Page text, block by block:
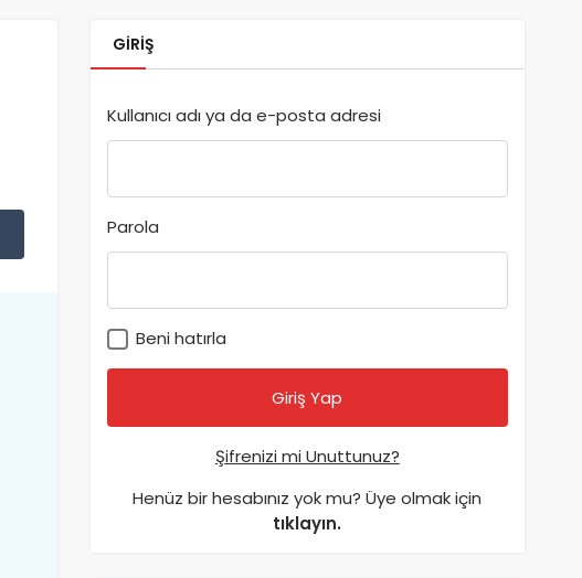
GIRIŞ
Kullanıcı adı ya da e-posta adresi
Parola
Beni hatırla
Şifrenizi mi Unuttunuz?
Henüz bir hesabınız yok mu? Üye olmak için
tıklayın.